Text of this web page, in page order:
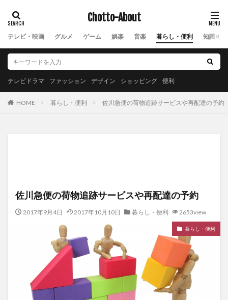
Chotto-About
テレビ・映画 グルメ ゲーム 娯楽 音楽 暮らし・便利 知識・
テレビドラマ ファッション デザイン ショッピング 便利
HOME 暮らし・便利 佐川急便の荷物追跡サービスや再配達の予約
佐川急便の荷物追跡サービスや再配達の予約
2017年9月4日 2017年10月10日 暮らし・便利 2653view
暮らし・便利